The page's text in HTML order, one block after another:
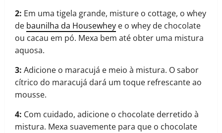
2: Em uma tigela grande, misture o cottage, o whey
de baunilha da Housewhey e o whey de chocolate
ou cacau em pó. Mexa bem até obter uma mistura
aquosa.
3: Adicione o maracujá e meio à mistura. O sabor
cítrico do maracujá dará um toque refrescante ao
mousse.
4: Com cuidado, adicione o chocolate derretido à
mistura. Mexa suavemente para que o chocolate